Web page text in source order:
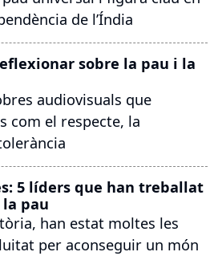
de l’Índia
sobre la pau i la
audiovisuals que
com el respecte, la
5 líders que han treballat
pau
han estat moltes les
per aconseguir un món